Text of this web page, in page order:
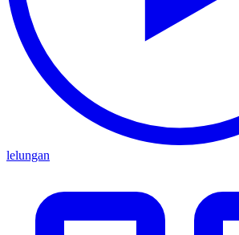
lelungan